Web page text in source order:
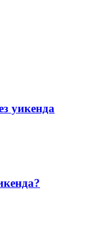
уикенда